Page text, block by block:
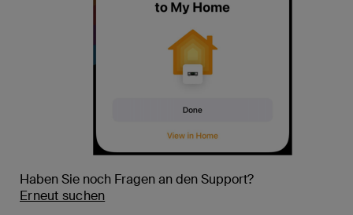
Haben Sie noch Fragen an den Support?
Erneut suchen